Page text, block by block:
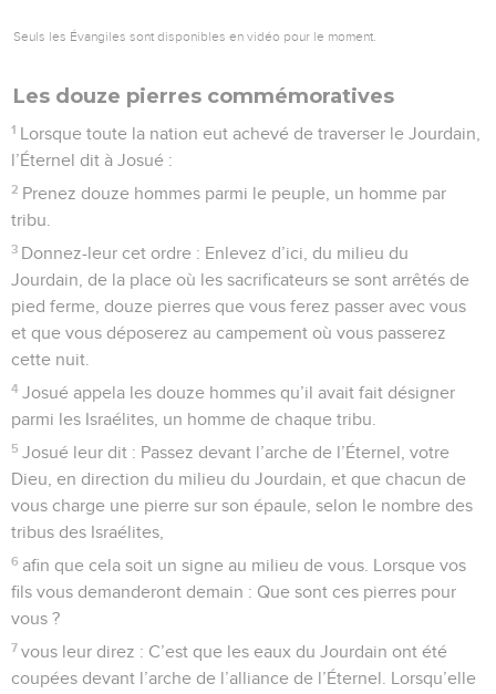
Seuls les Évangiles sont disponibles en vidéo pour le moment.
Les douze pierres commémoratives
1 Lorsque toute la nation eut achevé de traverser le Jourdain,
l’Éternel dit à Josué :
2 Prenez douze hommes parmi le peuple, un homme par
tribu.
3 Donnez-leur cet ordre : Enlevez d’ici, du milieu du
Jourdain, de la place où les sacrificateurs se sont arrêtés de
pied ferme, douze pierres que vous ferez passer avec vous
et que vous déposerez au campement où vous passerez
cette nuit.
4 Josué appela les douze hommes qu’il avait fait désigner
parmi les Israélites, un homme de chaque tribu.
5 Josué leur dit : Passez devant l’arche de l’Éternel, votre
Dieu, en direction du milieu du Jourdain, et que chacun de
vous charge une pierre sur son épaule, selon le nombre des
tribus des Israélites,
6 afin que cela soit un signe au milieu de vous. Lorsque vos
fils vous demanderont demain : Que sont ces pierres pour
vous ?
7 vous leur direz : C’est que les eaux du Jourdain ont été
coupées devant l’arche de l’alliance de l’Éternel. Lorsqu’elle